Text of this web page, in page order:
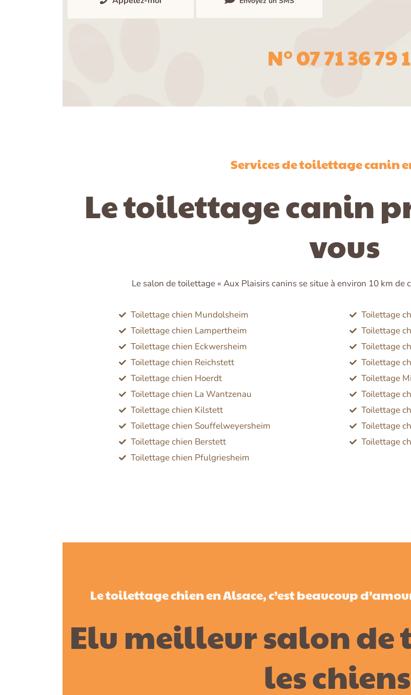
N° 07 71 36 79
Services de toilettage canin
Le toilettage canin
vous
Le salon de toilettage « Aux Plaisirs canins se situe à environ 10 km de
Toilettage chien Mundolsheim
Toilettage chien Lampertheim
Toilettage chien Eckwersheim
Toilettage chien Reichstett
Toilettage chien Hoerdt
Toilettage chien La Wantzenau
Toilettage chien Kilstett
Toilettage chien Souffelweyersheim
Toilettage chien Berstett
Toilettage chien Pfulgriesheim
Toilettage
Toilettage
Toilettage
Toilettage
Toilettage
Toilettage
Toilettage
Toilettage
Toilettage
Le toilettage chien en Alsace, c’est beaucoup
Elu meilleur salon
les